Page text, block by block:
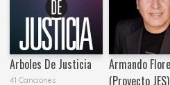
Arboles De Justicia
41 Canciones
Armando
(Proyecto JES)